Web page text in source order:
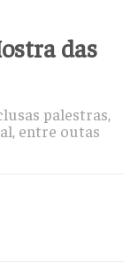
das
palestras,
entre outas